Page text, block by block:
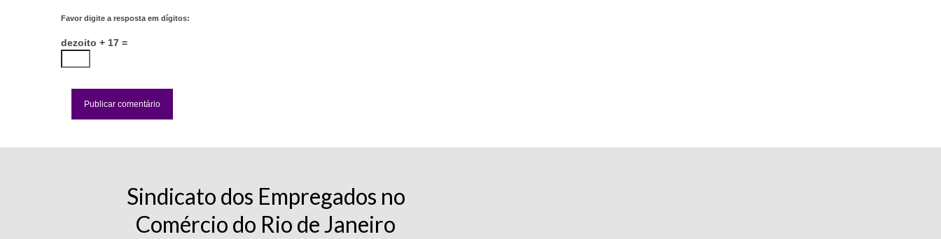
Favor digite a resposta em dígitos:
dezoito + 17 =
Sindicato dos Empregados no
Comércio do Rio de Janeiro